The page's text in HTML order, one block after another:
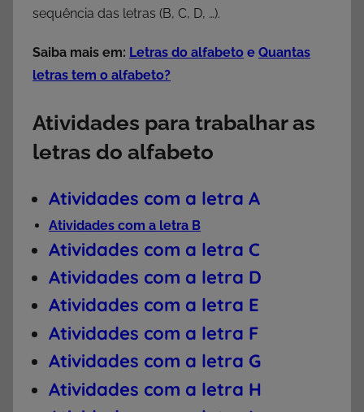
sequência das letras (B, C, D, …).
Saiba mais em: Letras do alfabeto e Quantas
letras tem o alfabeto?
Atividades para trabalhar as
letras do alfabeto
Atividades com a letra A
Atividades com a letra B
Atividades com a letra C
Atividades com a letra D
Atividades com a letra E
Atividades com a letra F
Atividades com a letra G
Atividades com a letra H